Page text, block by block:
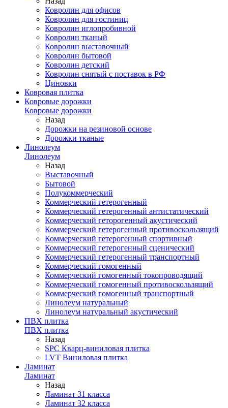
Ковролин для офисов
Ковролин для гостиниц
Ковролин иглопробивной
Ковролин тканый
Ковролин выставочный
Ковролин бытовой
Ковролин детский
Ковролин снятый с поставок в РФ
Циновки
Ковровая плитка
Ковровые дорожки
Ковровые дорожки
Назад
Дорожки на резиновой основе
Дорожки тканые
Линолеум
Линолеум
Назад
Выставочный
Бытовой
Полукоммерческий
Коммерческий гетерогенный
Коммерческий гетерогенный антистатический
Коммерческий геторогенный акустический
Коммерческий гетерогенный противоскользящий
Коммерческий гетерогенный спортивный
Коммерческий гетерогенный сценический
Коммерческий гетерогенный транспортный
Коммерческий гомогенный
Коммерческий гомогенный токопроводящий
Коммерческий гомогенный противоскользящий
Коммерческий гомогенный транспортный
Линолеум натуральный
Линолеум натуральный акустический
ПВХ плитка
ПВХ плитка
Назад
SPC Кварц-виниловая плитка
LVT Виниловая плитка
Ламинат
Ламинат
Назад
Ламинат 31 класса
Ламинат 32 класса